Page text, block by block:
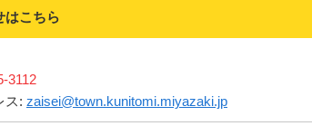
はこちら
3112
ス: zaisei@town.kunitomi.miyazaki.jp